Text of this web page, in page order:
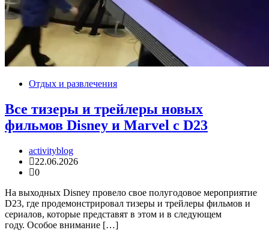
Отдых и развлечения
Все тизеры и трейлеры новых
фильмов Disney и Marvel с D23
activityblog
22.06.2026
0
На выходных Disney провело свое полугодовое мероприятие
D23, где продемонстрировал тизеры и трейлеры фильмов и
сериалов, которые представят в этом и в следующем
году. Особое внимание […]